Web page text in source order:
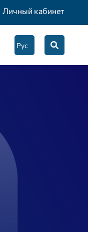
Личный кабинет